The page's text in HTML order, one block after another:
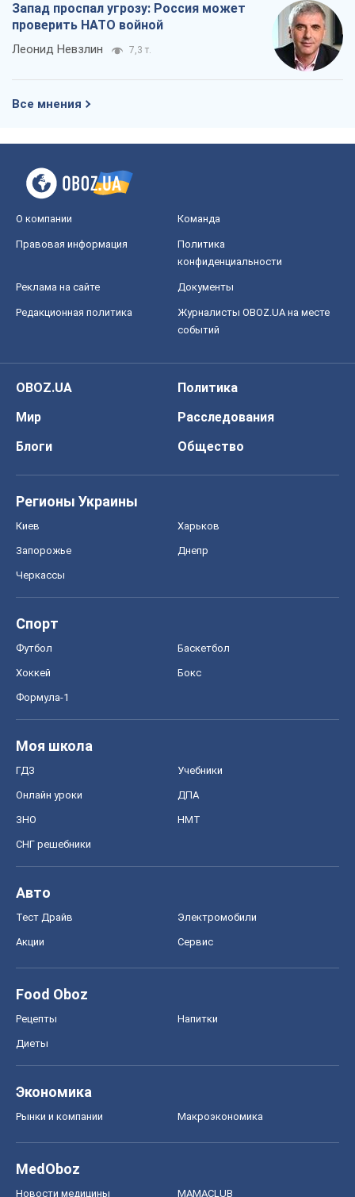
Запад проспал угрозу: Россия может
проверить НАТО войной
Леонид Невзлин 7,3 т.
Все мнения
О компании Команда
Правовая информация
Политика
конфиденциальности
Реклама на сайте Документы
Редакционная политика
Журналисты OBOZ.UA на месте
событий
OBOZ.UA
Политика
Мир
Расследования
Блоги
Общество
Регионы Украины
Киев Харьков
Запорожье Днепр
Черкассы
Спорт
Футбол Баскетбол
Хоккей Бокс
Формула-1
Моя школа
ГДЗ Учебники
Онлайн уроки ДПА
ЗНО НМТ
СНГ решебники
Авто
Тест Драйв Электромобили
Акции Сервис
Food Oboz
Рецепты Напитки
Диеты
Экономика
Рынки и компании Mакроэкономика
MedOboz
Новости медицины MAMACLUB